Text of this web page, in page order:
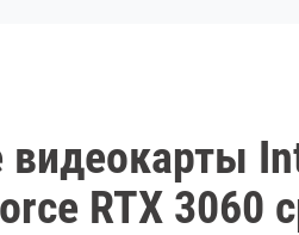
видеокарты
RTX 3060